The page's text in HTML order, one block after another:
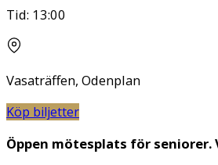
Tid: 13:00
Vasaträffen, Odenplan
Köp biljetter
Öppen mötesplats för seniorer.